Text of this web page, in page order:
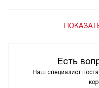
Есть
Наш специалист